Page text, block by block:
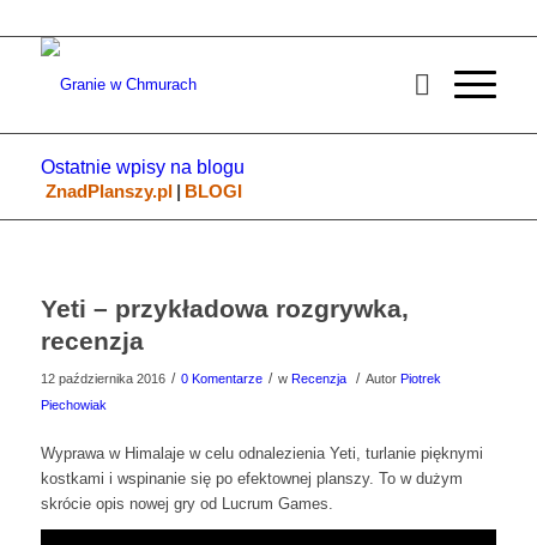
Ostatnie wpisy na blogu
ZnadPlanszy.pl | BLOGI
Yeti – przykładowa rozgrywka,
recenzja
12 października 2016 / 0 Komentarze / w Recenzja / Autor Piotrek
Piechowiak
Wyprawa w Himalaje w celu odnalezienia Yeti, turlanie pięknymi
kostkami i wspinanie się po efektownej planszy. To w dużym
skrócie opis nowej gry od Lucrum Games.